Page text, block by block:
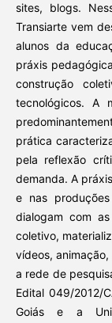
sites, blogs.
Transiarte vem
alunos da
práxis
construção
tecnológicos. A
prática
pela reflexão
demanda. A
e nas
dialogam com
coletivo,
vídeos,
a rede de
Edital 049/2012/
Goiás e a